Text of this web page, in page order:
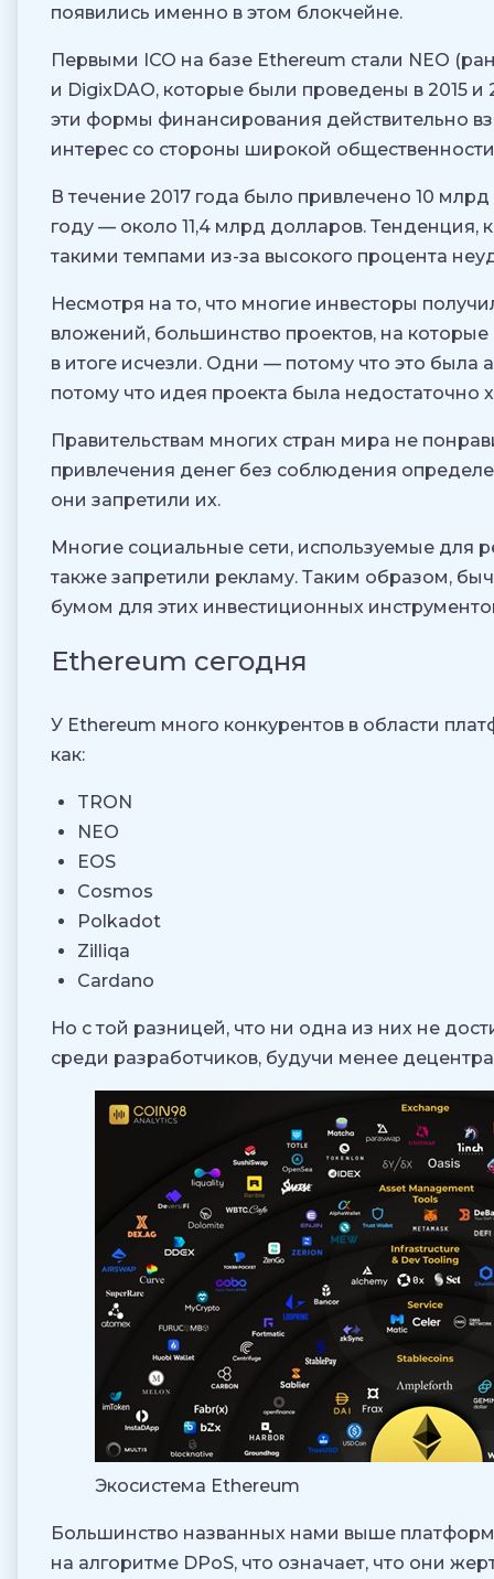
появились именно в этом блокчейне.
Первыми ICO на базе Ethereum стали NEO
и DigixDAO, которые были проведены в 2015 и
эти формы финансирования действительно
интерес со стороны широкой
В течение 2017 года было привлечено 10
году — около 11,4 млрд долларов. Тенденция,
такими темпами из-за высокого процента
Несмотря на то, что многие инвесторы
вложений, большинство проектов, на
в итоге исчезли. Одни — потому что это была
потому что идея проекта была недостаточно
Правительствам многих стран мира не
привлечения денег без соблюдения
они запретили их.
Многие социальные сети, используемые для
также запретили рекламу. Таким образом,
бумом для этих инвестиционных
Ethereum сегодня
У Ethereum много конкурентов в области
как:
TRON
NEO
EOS
Cosmos
Polkadot
Zilliqa
Cardano
Но с той разницей, что ни одна из них не
среди разработчиков, будучи менее
Экосистема Ethereum
Большинство названных нами выше
на алгоритме DPoS, что означает, что они